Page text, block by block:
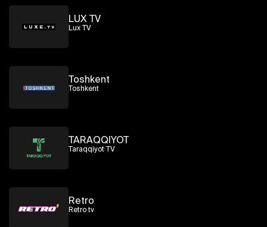
LUX TV
Lux TV
Toshkent
Toshkent
TARAQQIYOT
Taraqqiyot TV
Retro
Retro tv